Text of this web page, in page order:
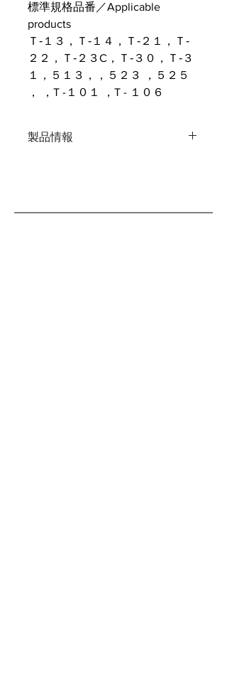
標準規格品番／Applicable
products
Ｔ‐１３，Ｔ‐１４，Ｔ‐２１，Ｔ‐
２２，Ｔ‐２３C，Ｔ‐３０，Ｔ‐３
１，５１３，，５２３ ，５２５
， ，T -１０１ ，T - １０６
製品情報